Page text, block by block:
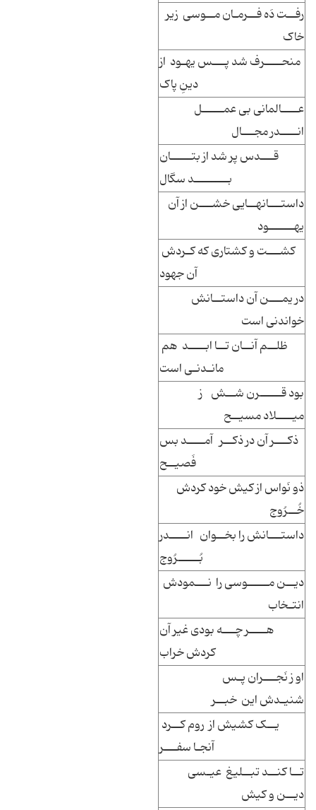
رفــت دَه فــرمـان مــوسی زیر
خاک
منحــــرف شد پـــس یهـود از
دینِ پاک
عــــالمانی بی عمـــــل
انــــدر مجـــال
قـــدس پر شد از بتـــــان
بــــــــد سگال
داستـــانهــایی خشـــن از آن
یهــــــود
کشـــت و کشتاری که کـردش
آن جهود
در یمـــن آن داستــانش
خواندنی است
ظلــم آنــان تــا ابــــد هم
مانـدنـی است
بود قـــــرن شــش ز
میــــلاد مسیــح
ذکـــر آن در ذکــر آمــــد بس
فَصیــح
ذو نَواس از کیش خود کردش
خُــرُوج
داستـــانش را بخــوان انــــدر
بُـــــرُوج
دیــن مـــــوسی را نـــمودش
انتـخاب
هــــر چـــه بودی غیر آن
کردش خراب
او ز نَجـــران پـس
شنیـدش این خبــر
یــک کشیش از روم کــرد
آنجـا سفـــر
تــا کنــد تبــلیغ عیـسی
دیــن و کیش